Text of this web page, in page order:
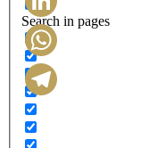
Search in pages
LinkedIn
WhatsApp
Telegram